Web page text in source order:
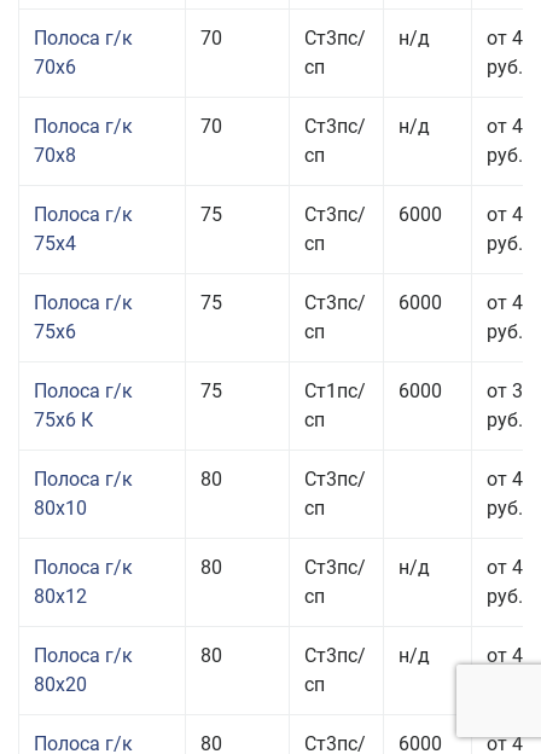
Полоса г/к
70x6
70
Ст3пс/
сп
н/д
от 43
руб.
Полоса г/к
70x8
70
Ст3пс/
сп
н/д
от 43
руб.
Полоса г/к
75x4
75
Ст3пс/
сп
6000
от 42
руб.
Полоса г/к
75x6
75
Ст3пс/
сп
6000
от 42
руб.
Полоса г/к
75x6 К
75
Ст1пс/
сп
6000
от 35
руб.
Полоса г/к
80x10
80
Ст3пс/
сп
от 43
руб.
Полоса г/к
80x12
80
Ст3пс/
сп
н/д
от 45
руб.
Полоса г/к
80x20
80
Ст3пс/
сп
н/д
от 49
Полоса г/к 80 Ст3пс/ 6000 от 47